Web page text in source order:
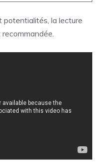
potentialités, la lecture